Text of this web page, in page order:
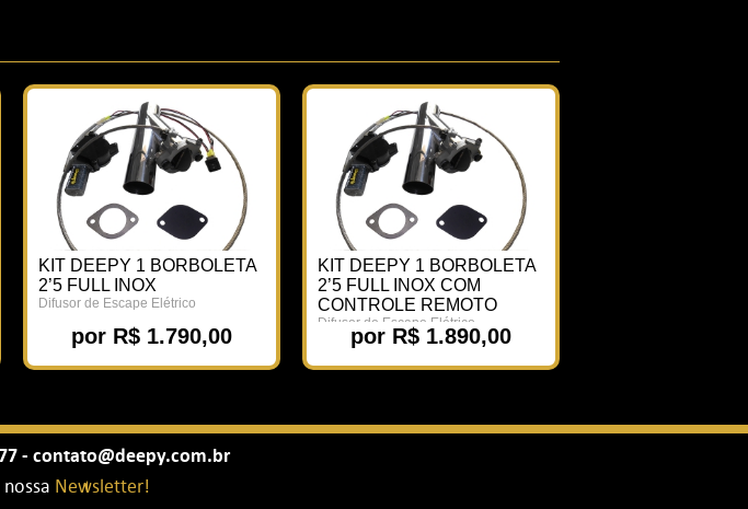
KIT DEEPY 1 BORBOLETA
2’5 FULL INOX
Difusor de Escape Elétrico
por R$ 1.790,00
KIT DEEPY 1 BORBOLETA
2’5 FULL INOX COM
CONTROLE REMOTO
Difusor de Escape Elétrico
por R$ 1.890,00
- contato@deepy.com.br
Newsletter!